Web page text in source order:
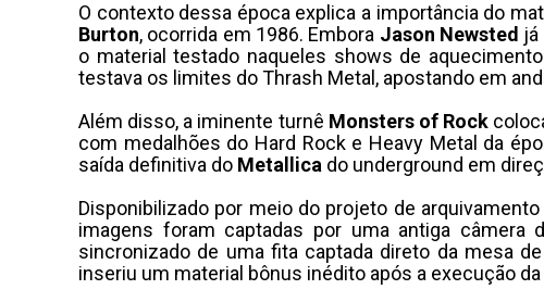
O contexto dessa época explica a importância do
Burton, ocorrida em 1986. Embora Jason Newsted
o material testado naqueles shows de
testava os limites do Thrash Metal, apostando em
Além disso, a iminente turnê Monsters of Rock
com medalhões do Hard Rock e Heavy Metal da
saída definitiva do Metallica do underground em
Disponibilizado por meio do projeto de arquivamento
imagens foram captadas por uma antiga câmera
sincronizado de uma fita captada direto da mesa
inseriu um material bônus inédito após a execução da